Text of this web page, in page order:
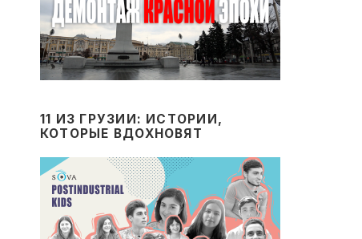
11 ИЗ ГРУЗИИ: ИСТОРИИ,
КОТОРЫЕ ВДОХНОВЯТ